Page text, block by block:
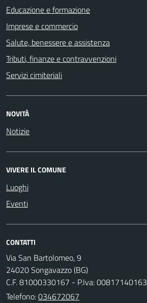
Educazione e formazione
Imprese e commercio
Salute, benessere e assistenza
Tributi, finanze e contravvenzioni
Servizi cimiteriali
NOVITÀ
Notizie
VIVERE IL COMUNE
Luoghi
Eventi
CONTATTI
Via San Bartolomeo, 9
24020 Songavazzo (BG)
C.F. 81000330167 - P.Iva: 00817140163
Telefono:034672067